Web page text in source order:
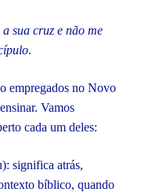
sua cruz e não me
.
empregados no Novo
Vamos
cada um deles:
significa atrás,
bíblico, quando